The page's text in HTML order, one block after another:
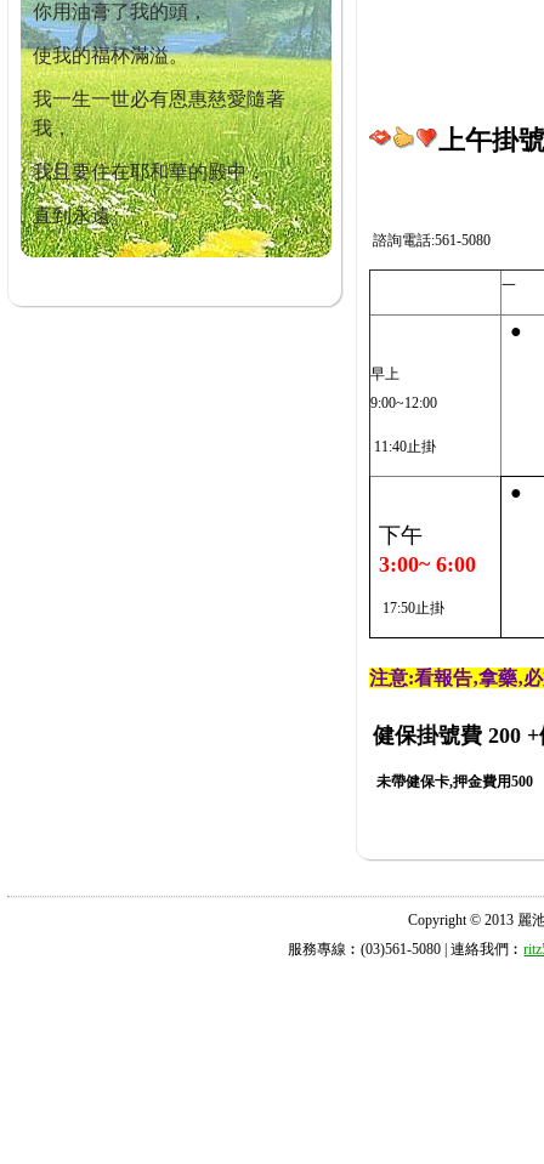
你用油膏了我的頭，
使我的福杯滿溢。
我一生一世必有恩惠慈愛隨著
我，
我且要住在耶和華的殿中，
直到永遠。
上午掛
諮詢電話:561-5080
一
早上
9:00~12:00
11:40止掛
●
下午
3:00~ 6:00
17:50止掛
●
注意:看報告‚拿藥‚
健保掛號費 200 +
未帶健保卡,押金費用500
Copyright © 2013 麗
服務專線︰(03)561-5080 | 連絡我們︰